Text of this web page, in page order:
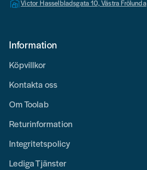
Victor Hasselbladsgata 10, Västra Frölunda
Information
Köpvillkor
Kontakta oss
Om Toolab
Returinformation
Integritetspolicy
Lediga Tjänster